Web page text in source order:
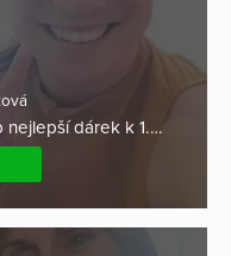
nejlepší dárek k 1.…